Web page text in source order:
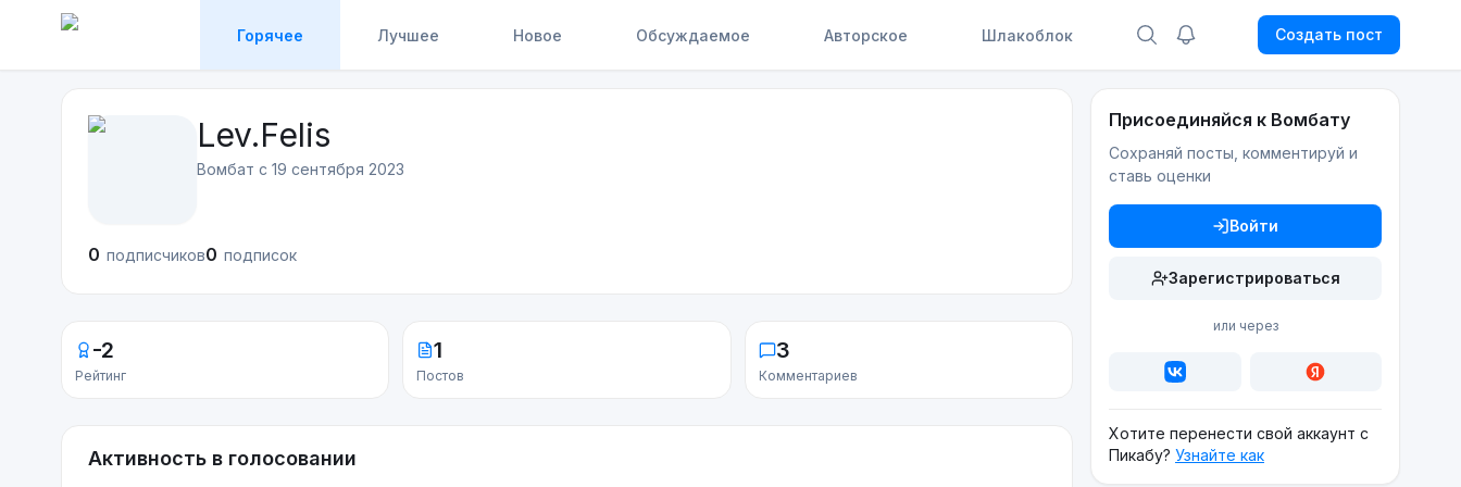
Горячее Лучшее Новое Обсуждаемое Авторское Шлакоблок Создать пост
Lev.Felis
Вомбат с 19 сентября 2023
0 подписчиков0 подписок
-2
Рейтинг
1
Постов
3
Комментариев
Активность в голосовании
Присоединяйся к Вомбату
Сохраняй посты, комментируй и
ставь оценки
Войти
Зарегистрироваться
или через
Хотите перенести свой аккаунт с
Пикабу? Узнайте как